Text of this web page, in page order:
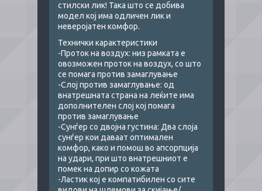
стилски лик! Така што се добива
модел кој има одличен лик и
неверојатен комфор.
Технички карактеристики
-Проток на воздух: низ рамката е
овозможен проток на воздух, со што
се помага против замаглување
-Слој против замаглување: од
внатрешната страна на леќите има
дополнителен слој кој помага
против замаглување
-Сунѓер со двојна густина: Два слоја
сунѓер кои даваат оптимален
комфор, како и помош во апсорпција
на удари, при што внатрешниот е
помек на допир со кожата
-Ластик кој е компатибилен со сите